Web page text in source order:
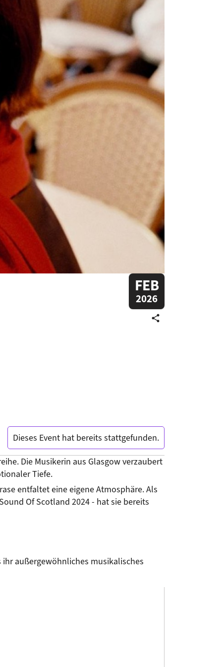
FEB
2026
share
Dieses Event hat bereits stattgefunden.
Die Musikerin aus Glasgow verzaubert
Tiefe.
entfaltet eine eigene Atmosphäre. Als
Of Scotland 2024 - hat sie bereits
außergewöhnliches musikalisches